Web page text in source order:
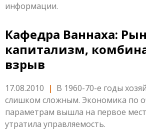
информации.
Кафедра Ваннаха:
капитализм,
взрыв
17.08.2010 | В 1960-70-е годы
слишком сложным. Экономика по
параметрам вышла на первое
утратила управляемость.